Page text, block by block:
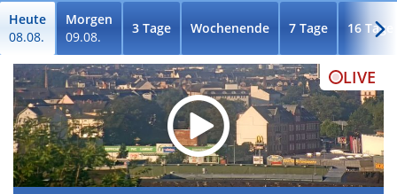
Heute
08.08.
Morgen
09.08.
3 Tage Wochenende 7 Tage 16 Tage
LIVE